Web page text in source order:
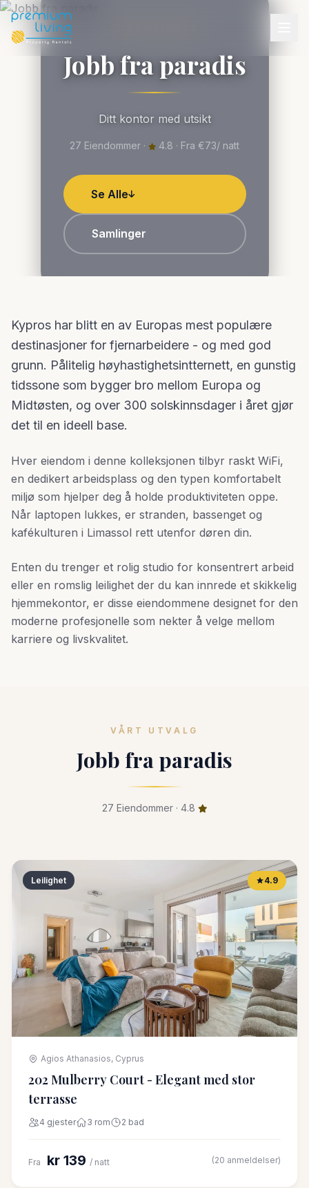
Jobb fra paradis
Ditt kontor med utsikt
27 Eiendommer · 4.8 · Fra €73/ natt
Se Alle
Samlinger
Kypros har blitt en av Europas mest populære
destinasjoner for fjernarbeidere - og med god
grunn. Pålitelig høyhastighetsintternett, en gunstig
tidssone som bygger bro mellom Europa og
Midtøsten, og over 300 solskinnsdager i året gjør
det til en ideell base.
Hver eiendom i denne kolleksjonen tilbyr raskt WiFi,
en dedikert arbeidsplass og den typen komfortabelt
miljø som hjelper deg å holde produktiviteten oppe.
Når laptopen lukkes, er stranden, bassenget og
kafékulturen i Limassol rett utenfor døren din.
Enten du trenger et rolig studio for konsentrert arbeid
eller en romslig leilighet der du kan innrede et skikkelig
hjemmekontor, er disse eiendommene designet for den
moderne profesjonelle som nekter å velge mellom
karriere og livskvalitet.
VÅRT UTVALG
Jobb fra paradis
27 Eiendommer · 4.8
Leilighet 4.9
Agios Athanasios, Cyprus
202 Mulberry Court - Elegant med stor
terrasse
4 gjester 3 rom 2 bad
Fra kr 139 / natt (20 anmeldelser)